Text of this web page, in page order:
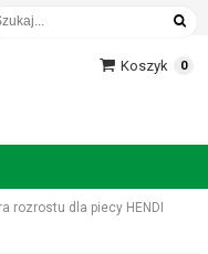
Koszyk 0
rozrostu dla piecy HENDI